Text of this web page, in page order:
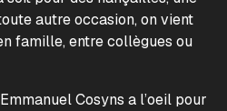
autre occasion, on vient
famille, entre collègues ou
Cosyns a l’oeil pour